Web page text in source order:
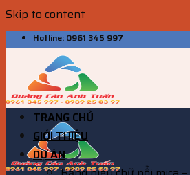
Skip to content
Hotline: 0961 345 997
TRANG CHỦ
GIỚI THIỆU
DỰ ÁN